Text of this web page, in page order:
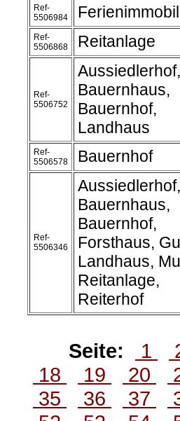
Ref-
5506984
Ref-
5506868
Reitanlage
Ref-
5506752
Aussiedlerhof,
Bauernhaus,
Bauernhof,
Landhaus
Ref-
5506578
Bauernhof
Ref-
5506346
Aussiedlerhof,
Bauernhaus,
Bauernhof,
Forsthaus,
Landhaus,
Reitanlage,
Reiterhof
Seite: 1
18
19 20
35
36 37